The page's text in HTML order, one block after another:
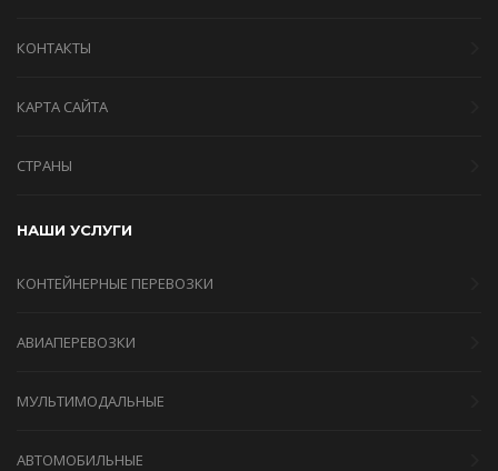
КОНТАКТЫ
КАРТА САЙТА
СТРАНЫ
НАШИ УСЛУГИ
КОНТЕЙНЕРНЫЕ ПЕРЕВОЗКИ
АВИАПЕРЕВОЗКИ
МУЛЬТИМОДАЛЬНЫЕ
АВТОМОБИЛЬНЫЕ